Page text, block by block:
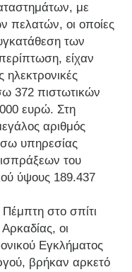
με
πελατών, οι οποίες
των
είχαν
372 πιστωτικών
ευρώ. Στη
αριθμός
υπηρεσίας
του
ύψους 189.437
στο σπίτι
οι
Εγκλήματος
βρήκαν αρκετό